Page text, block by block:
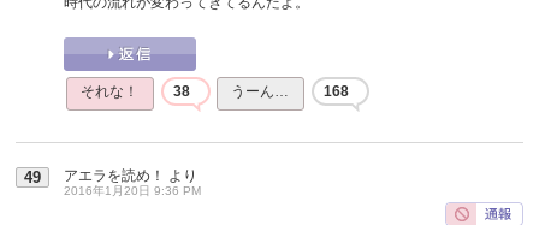
それな！ 38 うーん… 168
49 アエラを読め！ より
2016年1月20日 9:36 PM